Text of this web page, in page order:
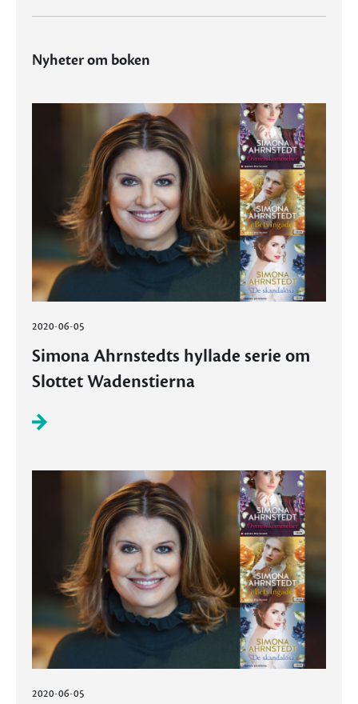
Nyheter om boken
2020-06-05
Simona Ahrnstedts hyllade serie om
Slottet Wadenstierna
2020-06-05